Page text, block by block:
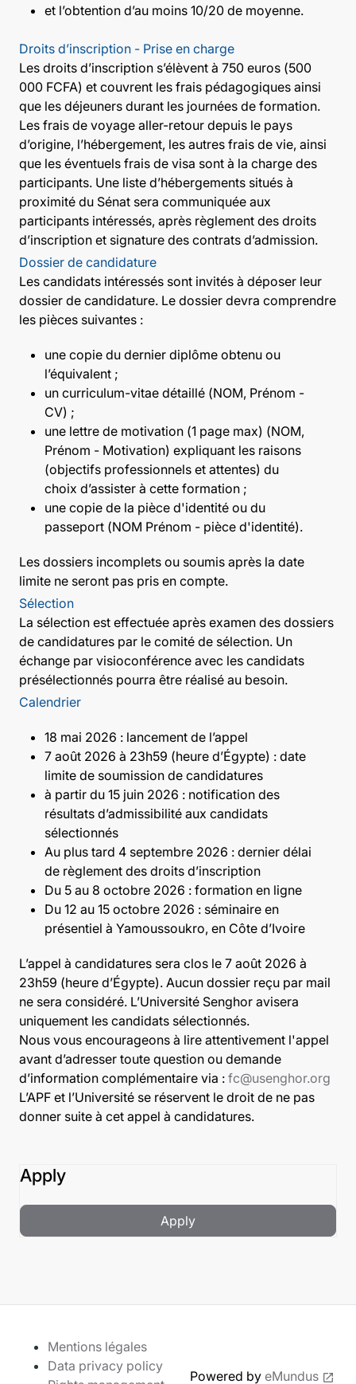
et l’obtention d’au moins 10/20 de moyenne.
Droits d’inscription - Prise en charge
Les droits d’inscription s’élèvent à 750 euros (500
000 FCFA) et couvrent les frais pédagogiques ainsi
que les déjeuners durant les journées de formation.
Les frais de voyage aller-retour depuis le pays
d’origine, l’hébergement, les autres frais de vie, ainsi
que les éventuels frais de visa sont à la charge des
participants. Une liste d’hébergements situés à
proximité du Sénat sera communiquée aux
participants intéressés, après règlement des droits
d’inscription et signature des contrats d’admission.
Dossier de candidature
Les candidats intéressés sont invités à déposer leur
dossier de candidature. Le dossier devra comprendre
les pièces suivantes :
une copie du dernier diplôme obtenu ou
l’équivalent ;
un curriculum-vitae détaillé (NOM, Prénom -
CV) ;
une lettre de motivation (1 page max) (NOM,
Prénom - Motivation) expliquant les raisons
(objectifs professionnels et attentes) du
choix d’assister à cette formation ;
une copie de la pièce d'identité ou du
passeport (NOM Prénom - pièce d'identité).
Les dossiers incomplets ou soumis après la date
limite ne seront pas pris en compte.
Sélection
La sélection est effectuée après examen des dossiers
de candidatures par le comité de sélection. Un
échange par visioconférence avec les candidats
présélectionnés pourra être réalisé au besoin.
Calendrier
18 mai 2026 : lancement de l’appel
7 août 2026 à 23h59 (heure d’Égypte) : date
limite de soumission de candidatures
à partir du 15 juin 2026 : notification des
résultats d’admissibilité aux candidats
sélectionnés
Au plus tard 4 septembre 2026 : dernier délai
de règlement des droits d’inscription
Du 5 au 8 octobre 2026 : formation en ligne
Du 12 au 15 octobre 2026 : séminaire en
présentiel à Yamoussoukro, en Côte d’Ivoire
L’appel à candidatures sera clos le 7 août 2026 à
23h59 (heure d’Égypte). Aucun dossier reçu par mail
ne sera considéré. L’Université Senghor avisera
uniquement les candidats sélectionnés.
Nous vous encourageons à lire attentivement l'appel
avant d’adresser toute question ou demande
d’information complémentaire via : fc@usenghor.org
L’APF et l’Université se réservent le droit de ne pas
donner suite à cet appel à candidatures.
Apply
Apply
Mentions légales
Data privacy policy
Powered by eMundus